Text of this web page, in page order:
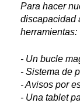
Para hacer
discapacidad
herramientas:
- Un bucle
- Sistema de
- Avisos por
- Una tablet